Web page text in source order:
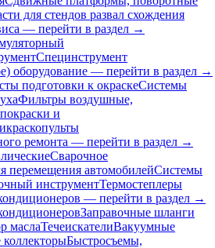
для стендов развал схождения
— перейти в раздел →
Специнструмент
оборудование — перейти в раздел →
подготовки к окраскеСистемы
Фильтры воздушные,
и
ремонта — перейти в раздел →
Сварочное
перемещения автомобилейСистемы
инструментТермостеплеры
— перейти в раздел →
Заправочные шланги
маслаТечеискателиВакуумные
Быстросъемы,